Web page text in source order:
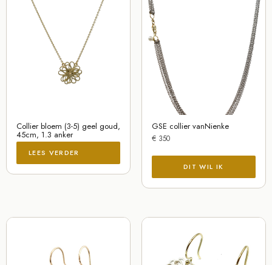
Collier bloem (3-5) geel goud,
45cm, 1.3 anker
LEES VERDER
GSE collier vanNienke
€350